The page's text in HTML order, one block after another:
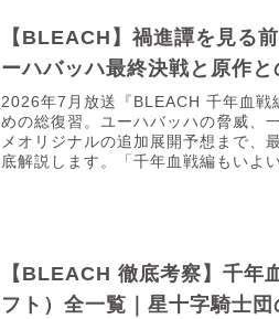
【BLEACH】禍進譚を見る
ーハバッハ最終決戦と原作と
2026年7月放送『BLEACH 千年血戦
めの総復習。ユーハバッハの脅威、
メオリジナルの追加展開予想まで、
底解説します。「千年血戦編もいよ
【BLEACH 徹底考察】千年
フト）全一覧｜星十字騎士団